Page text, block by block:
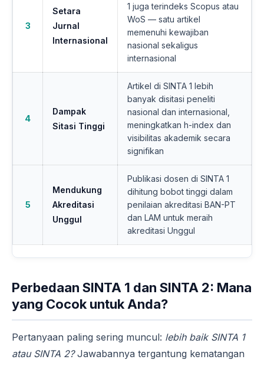
3
Setara
Jurnal
Internasional
1 juga terindeks Scopus atau
WoS — satu artikel
memenuhi kewajiban
nasional sekaligus
internasional
4
Dampak
Sitasi Tinggi
Artikel di SINTA 1 lebih
banyak disitasi peneliti
nasional dan internasional,
meningkatkan h-index dan
visibilitas akademik secara
signifikan
5
Mendukung
Akreditasi
Unggul
Publikasi dosen di SINTA 1
dihitung bobot tinggi dalam
penilaian akreditasi BAN-PT
dan LAM untuk meraih
akreditasi Unggul
Perbedaan SINTA 1 dan SINTA 2: Mana
yang Cocok untuk Anda?
Pertanyaan paling sering muncul: lebih baik SINTA 1
atau SINTA 2?Jawabannya tergantung kematangan